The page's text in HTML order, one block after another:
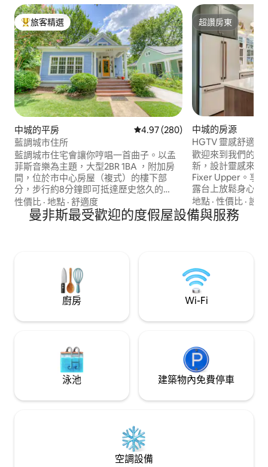
旅客精選榜首
旅客精選
中城的平房 從 280 則評價中獲得 4.97 的平均
4.97 (280)
藍調城市住所
藍調城市住宅會讓你哼唱一首曲子。以孟
菲斯音樂為主題，大型2BR 1BA ，附加房
間，位於市中心房屋（複式）的樓下部
分，步行約8分鐘即可抵達歷史悠久的
Cooper-Young餐廳。 我們提供： √高速
WiFi – 50 Mbps ATT U-verse WiFi √咖啡、
低咖啡因咖啡和茶 √路邊停車位 √全套廚房
性價比 · 地點 · 舒適度
超讚房東
超讚房東
中城的房源
HGTV 靈感舒適度
歡迎來到我們的舒
新，設計靈感來自
Fixer Upper。享
露台上放鬆身心。
提供所有服務。您的
雙人床和1張拉出
露臺配備烤架 ~光
禁停車場
地點 ·性價比 ·設
曼非斯最受歡迎的度假屋設備與服務
廚房 Wi-Fi
泳池 建築物內免費停車
空調設備